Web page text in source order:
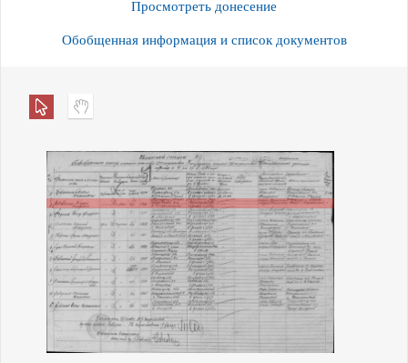
Просмотреть донесение
Обобщенная информация и список документов